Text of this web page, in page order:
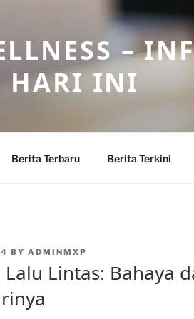
–
HARI INI
Berita Terbaru Berita Terkini
BY ADMINMXP
Lintas: Bahaya